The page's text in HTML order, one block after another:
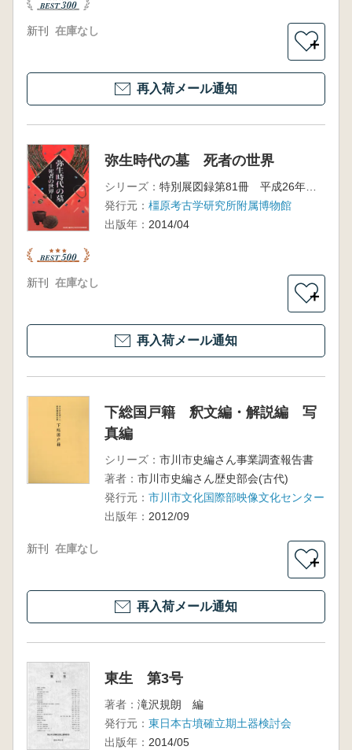
新刊 在庫なし
＋
再入荷メール通知
弥生時代の墓 死者の世界
シリーズ：
特別展図録第81冊 平成26年度春季特別展
発行元： 橿原考古学研究所附属博物館
出版年： 2014/04
新刊 在庫なし
＋
再入荷メール通知
下総国戸籍 釈文編・解説編 写
真編
シリーズ： 市川市史編さん事業調査報告書
著者： 市川市史編さん歴史部会(古代)
発行元： 市川市文化国際部映像文化センター
出版年： 2012/09
新刊 在庫なし
＋
再入荷メール通知
東生 第3号
著者： 滝沢規朗 編
発行元： 東日本古墳確立期土器検討会
出版年： 2014/05